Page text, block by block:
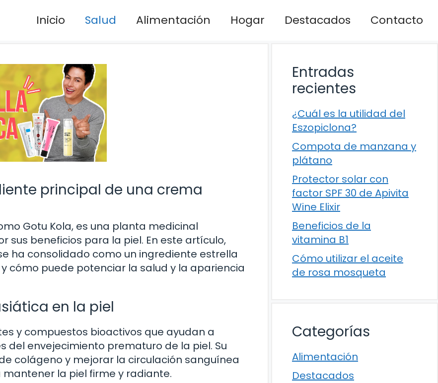
Inicio Salud Alimentación Hogar Destacados Contacto
principal de una crema
Gotu Kola, es una planta medicinal
beneficios para la piel. En este artículo,
ha consolidado como un ingrediente estrella
cómo puede potenciar la salud y la apariencia
en la piel
y compuestos bioactivos que ayudan a
envejecimiento prematuro de la piel. Su
colágeno y mejorar la circulación sanguínea
la piel firme y radiante.
Entradas
recientes
¿Cuál es la utilidad del
Eszopiclona?
Compota de manzana y
plátano
Protector solar con
factor SPF 30 de Apivita
Wine Elixir
Beneficios de la
vitamina B1
Cómo utilizar el aceite
de rosa mosqueta
Categorías
Alimentación
Destacados